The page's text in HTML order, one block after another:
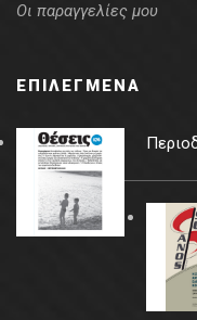
Οι παραγγελίες μου
ΕΠΙΛΕΓΜΈΝΑ